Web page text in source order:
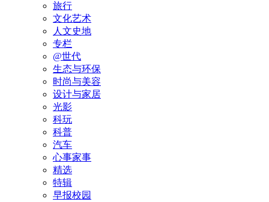
旅行
文化艺术
人文史地
专栏
@世代
生态与环保
时尚与美容
设计与家居
光影
科玩
科普
汽车
心事家事
精选
特辑
早报校园